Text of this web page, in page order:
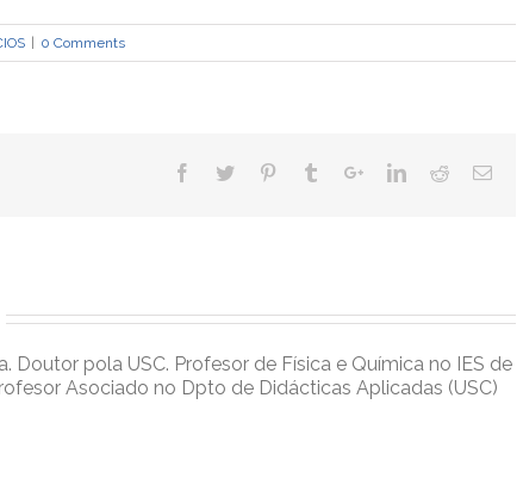
0 Comments
Doutor pola USC. Profesor de Física e Química no IES de
Asociado no Dpto de Didácticas Aplicadas (USC)